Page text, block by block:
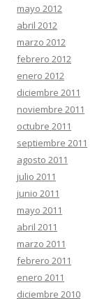
mayo 2012
abril 2012
marzo 2012
febrero 2012
enero 2012
diciembre 2011
noviembre 2011
octubre 2011
septiembre 2011
agosto 2011
julio 2011
junio 2011
mayo 2011
abril 2011
marzo 2011
febrero 2011
enero 2011
diciembre 2010